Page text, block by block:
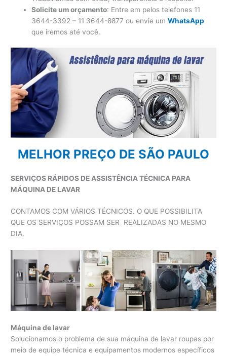
Solicite um orçamento: Entre em pelos telefones 11
3644-3392 – 11 3644-8877 ou envie umWhatsApp
que iremos até você.
MELHOR PREÇO DE SÃO PAULO
SERVIÇOS RÁPIDOS DE ASSISTÊNCIA TÉCNICA PARA
MÁQUINA DE LAVAR
CONTAMOS COM VÁRIOS TÉCNICOS. O QUE POSSIBILITA
QUE OS SERVIÇOS POSSAM SER REALIZADAS NO MESMO
DIA.
Máquina de lavar
Solucionamos o problema de sua máquina de lavar roupas por
meio de equipe técnica e equipamentos modernos específicos